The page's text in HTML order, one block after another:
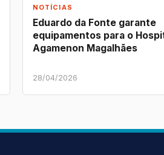
NOTÍCIAS
Eduardo da Fonte garante
equipamentos para o
Agamenon Magalhães
28/04/2026